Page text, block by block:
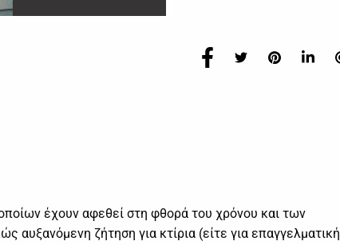
έχουν αφεθεί στη φθορά του χρόνου και των
αυξανόμενη ζήτηση για κτίρια (είτε για επαγγελματική